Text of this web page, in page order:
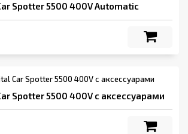
Spotter 5500 400V Automatic
Spotter 5500 400V с аксессуарами